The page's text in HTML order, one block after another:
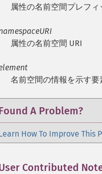
属性の名前空間プレフィ
属性の名前空間 URI
名前空間の情報を示す要
A Problem?
How To Improve This
Contributed